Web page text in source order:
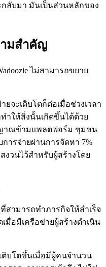
กลับมา มันเป็นส่วนหลักของ
มสำคัญ
ไม่สามารถขยาย
ยจะเติบโตก็ต่อเมื่อช่วงเวลา
ำให้สิ่งนั้นเกิดขึ้นได้ด้วย
าณข้ามแพลตฟอร์ม ชุมชน
ารจ่ายผ่านการจัดหา 7%
งวนไว้สำหรับผู้สร้างโดย
สามารถทำภารกิจให้สำเร็จ
มื่อมีเครือข่ายผู้สร้างดำเนิน
ติบโตขึ้นเมื่อมีผู้คนจำนวน